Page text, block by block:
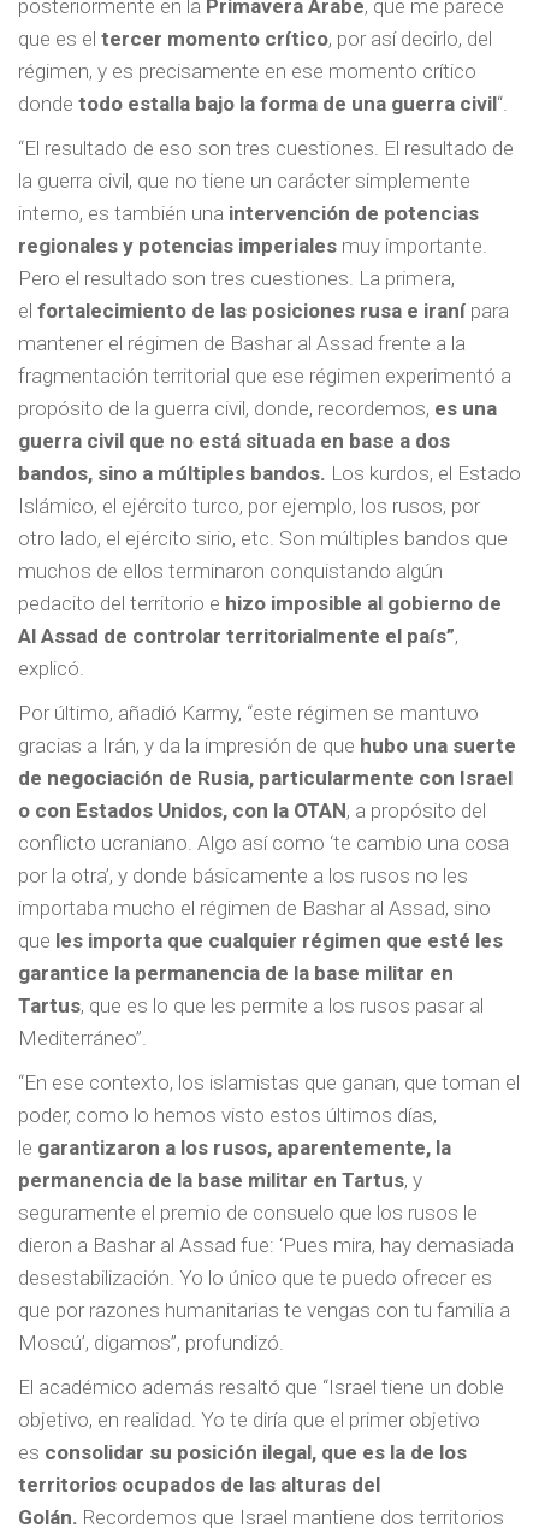
posteriormente en la Primavera Árabe, que me parece
que es el tercer momento crítico, por así decirlo, del
régimen, y es precisamente en ese momento crítico
donde todo estalla bajo la forma de una guerra civil“.
“El resultado de eso son tres cuestiones. El resultado de
la guerra civil, que no tiene un carácter simplemente
interno, es también una intervención de potencias
regionales y potencias imperiales muy importante.
Pero el resultado son tres cuestiones. La primera,
el fortalecimiento de las posiciones rusa e iraní para
mantener el régimen de Bashar al Assad frente a la
fragmentación territorial que ese régimen experimentó a
propósito de la guerra civil, donde, recordemos, es una
guerra civil que no está situada en base a dos
bandos, sino a múltiples bandos. Los kurdos, el Estado
Islámico, el ejército turco, por ejemplo, los rusos, por
otro lado, el ejército sirio, etc. Son múltiples bandos que
muchos de ellos terminaron conquistando algún
pedacito del territorio e hizo imposible al gobierno de
Al Assad de controlar territorialmente el país”,
explicó.
Por último, añadió Karmy, “este régimen se mantuvo
gracias a Irán, y da la impresión de que hubo una suerte
de negociación de Rusia, particularmente con Israel
o con Estados Unidos, con la OTAN, a propósito del
conflicto ucraniano. Algo así como ‘te cambio una cosa
por la otra’, y donde básicamente a los rusos no les
importaba mucho el régimen de Bashar al Assad, sino
que les importa que cualquier régimen que esté les
garantice la permanencia de la base militar en
Tartus, que es lo que les permite a los rusos pasar al
Mediterráneo”.
“En ese contexto, los islamistas que ganan, que toman el
poder, como lo hemos visto estos últimos días,
le garantizaron a los rusos, aparentemente, la
permanencia de la base militar en Tartus, y
seguramente el premio de consuelo que los rusos le
dieron a Bashar al Assad fue: ‘Pues mira, hay demasiada
desestabilización. Yo lo único que te puedo ofrecer es
que por razones humanitarias te vengas con tu familia a
Moscú’, digamos”, profundizó.
El académico además resaltó que “Israel tiene un doble
objetivo, en realidad. Yo te diría que el primer objetivo
es consolidar su posición ilegal, que es la de los
territorios ocupados de las alturas del
Golán. Recordemos que Israel mantiene dos territorios